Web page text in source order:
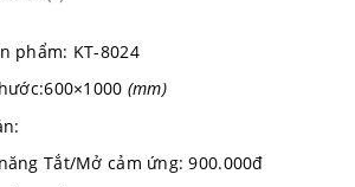
phẩm: KT-8024
(mm)
Tắt/Mở cảm ứng: 900.000đ